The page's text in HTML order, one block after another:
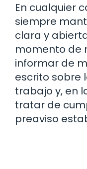
En cualquier
siempre
clara y
momento de
informar de
escrito sobre
trabajo y, en
tratar de
preaviso